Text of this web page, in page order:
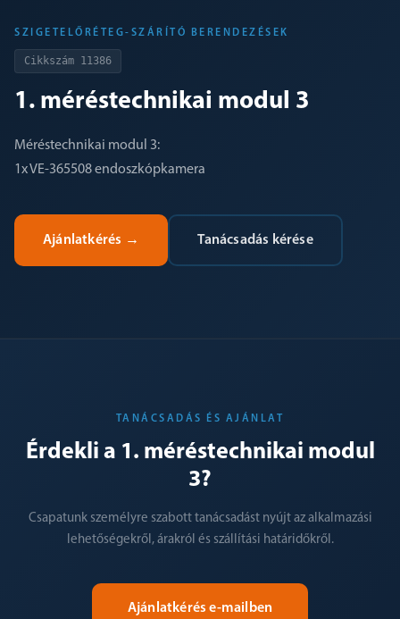
SZIGETELŐRÉTEG-SZÁRÍTÓ BERENDEZÉSEK
Cikkszám 11386
1. méréstechnikai modul 3
Méréstechnikai modul 3:
1x VE-365508 endoszkópkamera
Ajánlatkérés → Tanácsadás kérése
TANÁCSADÁS ÉS AJÁNLAT
Érdekli a 1. méréstechnikai modul
3?
Csapatunk személyre szabott tanácsadást nyújt az alkalmazási
lehetőségekről, árakról és szállítási határidőkről.
Ajánlatkérés e-mailben